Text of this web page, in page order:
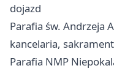
dojazd
Parafia św. Andrzeja
kancelaria,
Parafia NMP